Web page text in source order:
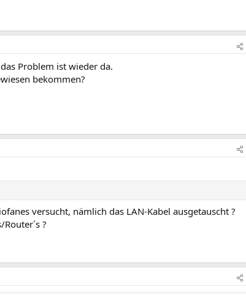
Problem ist wieder da.
bekommen?
versucht, nämlich das LAN-Kabel ausgetauscht ?
?